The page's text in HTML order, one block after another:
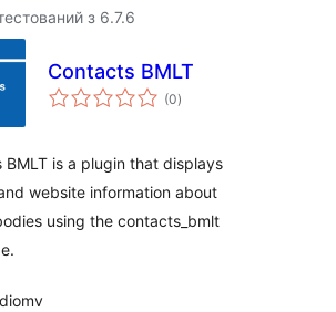
з 6.7.6
Contacts BMLT
(0загальний
рейтинг
)
BMLT is a plugin that displays
website information about
using the contacts_bmlt